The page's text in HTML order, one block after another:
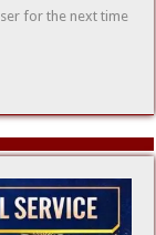
for the next time